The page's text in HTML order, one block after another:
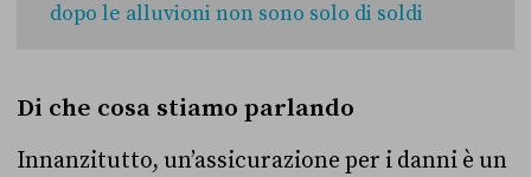
dopo le alluvioni non sono solo di soldi
Di che cosa stiamo parlando
Innanzitutto, un’assicurazione per i danni è un